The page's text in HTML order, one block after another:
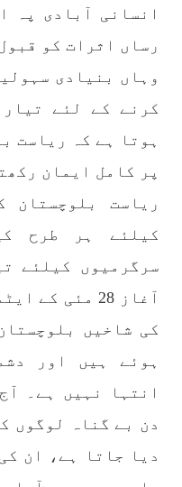
1710 VIEWS جون 3,
کہانی
ایک طرف تو بلوچ قوم
پسند اور باشعور
انسانی آبادی پہ
رساں اثرات کو
وہاں بنیادی
کرنے کے لئے
ہوتا ہے کہ ریاست
پر کامل ایمان
ریاست بلوچستان
کیلئے ہر طرح
سرگرمیوں کیلئے
آغاز 28 مئی
کی شاخیں
ہوئے ہیں اور
انتہا نہیں ہے۔
دن بے گناہ لوگوں
دیا جاتا ہے، ان